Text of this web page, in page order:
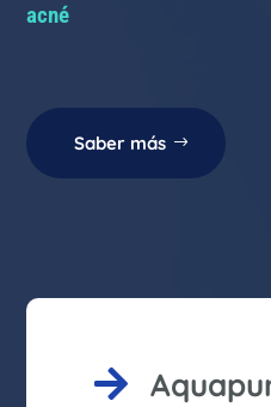
acné
Saber más
